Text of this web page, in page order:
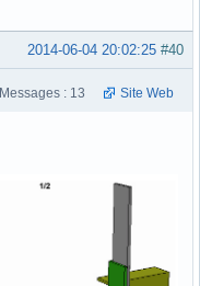
#40
2014-06-04 20:02:25
Messages : 13 Site Web